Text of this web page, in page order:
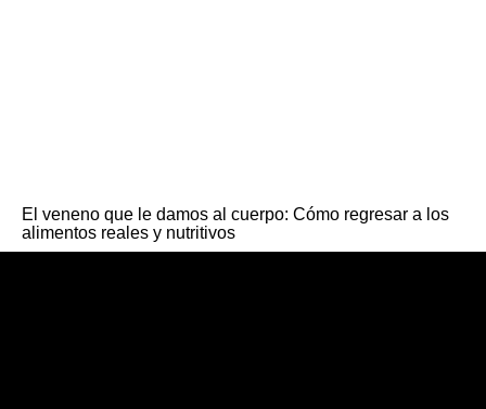
El veneno que le damos al cuerpo: Cómo regresar a los
alimentos reales y nutritivos